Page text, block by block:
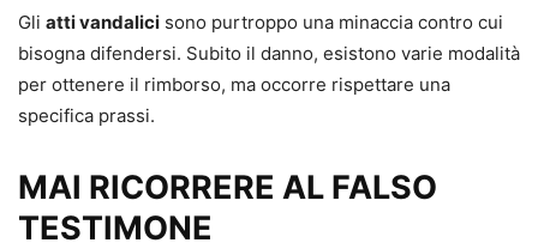
Gli atti vandalici sono purtroppo una minaccia contro cui
bisogna difendersi. Subito il danno, esistono varie modalità
per ottenere il rimborso, ma occorre rispettare una
specifica prassi.
MAI RICORRERE AL FALSO
TESTIMONE